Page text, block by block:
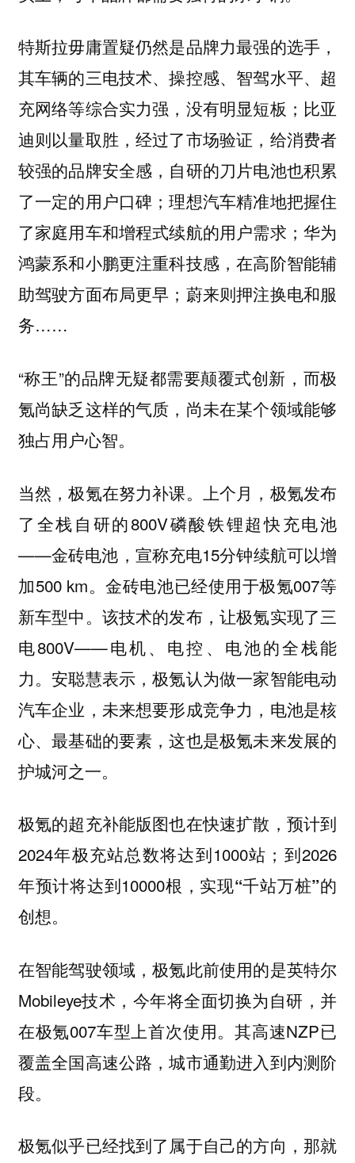
特斯拉毋庸置疑仍然是品牌力最强的选手，
其车辆的三电技术、操控感、智驾水平、超
充网络等综合实力强，没有明显短板；比亚
迪则以量取胜，经过了市场验证，给消费者
较强的品牌安全感，自研的刀片电池也积累
了一定的用户口碑；理想汽车精准地把握住
了家庭用车和增程式续航的用户需求；华为
鸿蒙系和小鹏更注重科技感，在高阶智能辅
助驾驶方面布局更早；蔚来则押注换电和服
务……
“称王”的品牌无疑都需要颠覆式创新，而极
氪尚缺乏这样的气质，尚未在某个领域能够
独占用户心智。
当然，极氪在努力补课。上个月，极氪发布
了全栈自研的800V磷酸铁锂超快充电池
——金砖电池，宣称充电15分钟续航可以增
加500 km。金砖电池已经使用于极氪007等
新车型中。该技术的发布，让极氪实现了三
电800V——电机、电控、电池的全栈能
力。安聪慧表示，极氪认为做一家智能电动
汽车企业，未来想要形成竞争力， 电池是核
心、最基础的要素，这也是极氪未来发展的
护城河之一。
极氪的超充补能版图也在快速扩散，预计到
2024年极充站总数将达到1000站；到2026
年预计将达到10000根，实现“千站万桩”的
创想。
在智能驾驶领域，极氪此前使用的是英特尔
Mobileye技术，今年将全面切换为自研，并
在极氪007车型上首次使用。其高速NZP已
覆盖全国高速公路，城市通勤进入到内测阶
段。
极氪似乎已经找到了属于自己的方向，那就